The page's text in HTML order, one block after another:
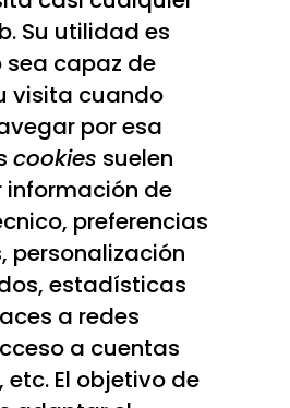
Su utilidad es
sea capaz de
visita cuando
por esa
cookies suelen
de
preferencias
personalización
estadísticas
a redes
a cuentas
etc. El objetivo de